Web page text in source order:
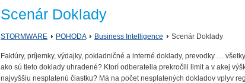
Scenár Doklady
STORMWARE POHODA Business Intelligence Scenár Doklady
Faktúry, príjemky, výdajky, pokladničné a interné doklady, prevodky ....
ako sú tieto doklady uhradené? Ktorí odberatelia prekročili limit a v akej
najvyššiu nesplatenú čiastku? Má na počet nesplatených dokladov vplyv